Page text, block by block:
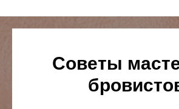
Советы